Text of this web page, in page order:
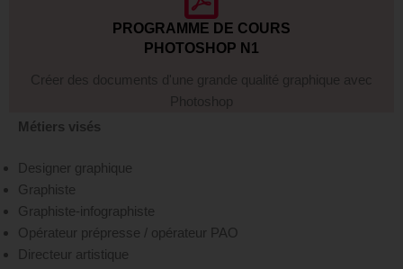
PROGRAMME DE COURS
PHOTOSHOP N1
Créer des documents d'une grande qualité graphique avec
Photoshop
Métiers visés
Designer graphique
Graphiste
Graphiste-infographiste
Opérateur prépresse / opérateur PAO
Directeur artistique